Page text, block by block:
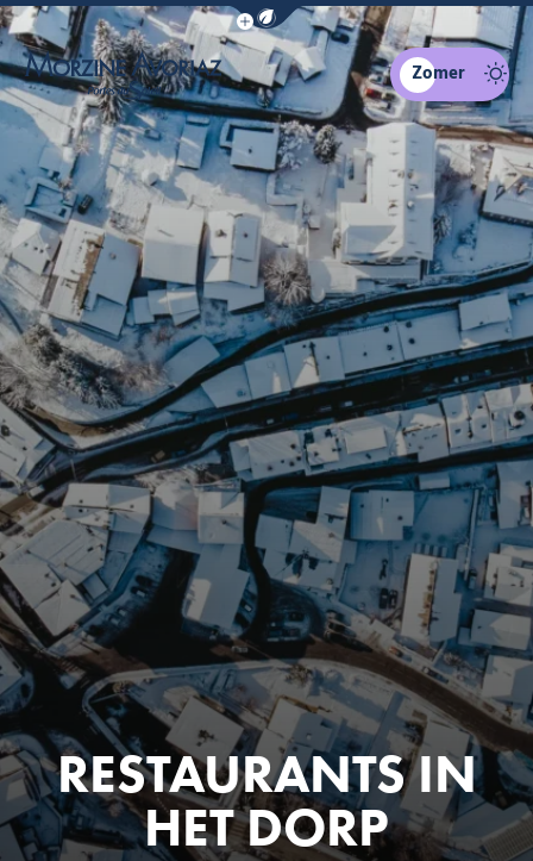
Navigatiebalk eco-modus
Morzine Avoriaz
Zomer
RESTAURANTS IN
HET DORP